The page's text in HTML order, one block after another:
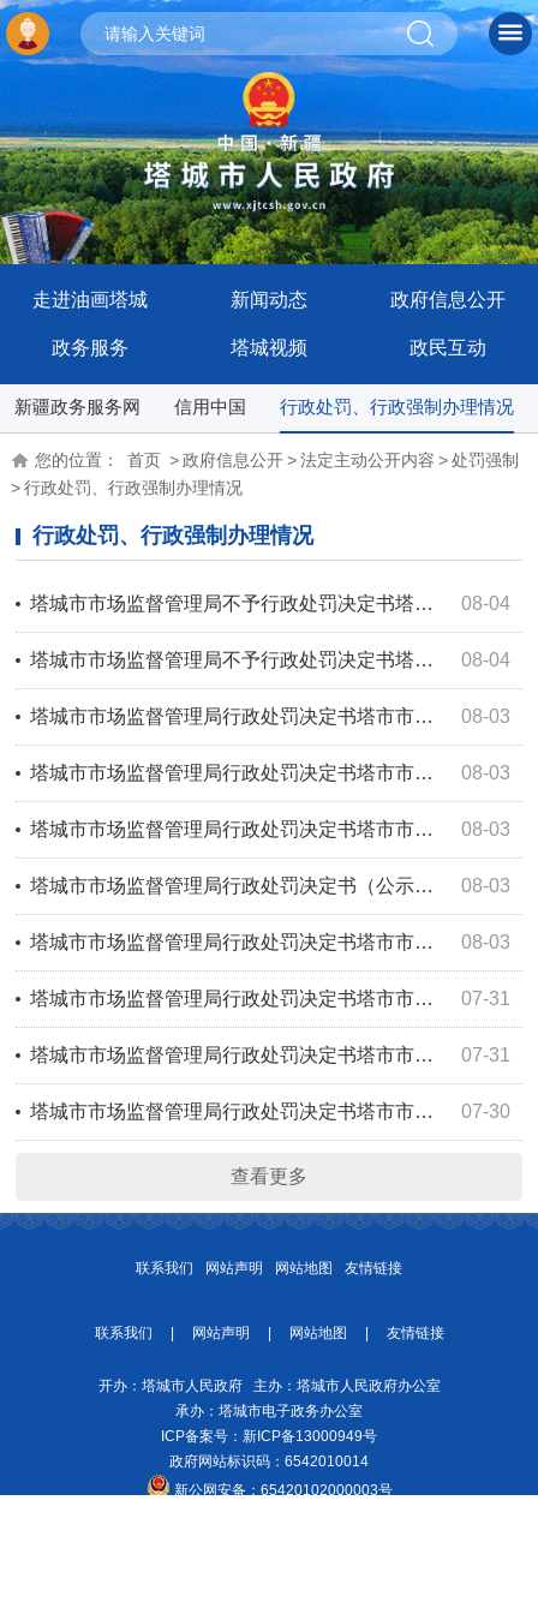
走进油画塔城 新闻动态 政府信息公开
政务服务 塔城视频 政民互动
新疆政务服务网 信用中国 行政处罚、行政强制办理情况
您的位置： 首页 >政府信息公开>法定主动公开内容 >处罚强制
>行政处罚、行政强制办理情况
行政处罚、行政强制办理情况
08-04
塔城市市场监督管理局不予行政处罚决定书塔市市监不罚〔2026〕41号
08-04
塔城市市场监督管理局不予行政处罚决定书塔市市监不罚〔2026〕40号
08-03
塔城市市场监督管理局行政处罚决定书塔市市监处罚〔2026〕117号
08-03
塔城市市场监督管理局行政处罚决定书塔市市监处罚〔2026〕118号
08-03
塔城市市场监督管理局行政处罚决定书塔市市监处罚〔2026〕116号
08-03
塔城市市场监督管理局行政处罚决定书（公示）塔市市监处罚〔2026〕115号
08-03
塔城市市场监督管理局行政处罚决定书塔市市监处罚〔2026〕119号
07-31
塔城市市场监督管理局行政处罚决定书塔市市监处罚〔2026〕111号
07-31
塔城市市场监督管理局行政处罚决定书塔市市监处罚〔2026〕112号
07-30
塔城市市场监督管理局行政处罚决定书塔市市监处罚〔2026〕114号
查看更多
联系我们 网站声明 网站地图 友情链接
联系我们 网站声明 网站地图 友情链接
开办：塔城市人民政府 主办：塔城市人民政府办公室
承办：塔城市电子政务办公室
ICP备案号： 新ICP备13000949号
政府网站标识码：6542010014
新公网安备： 65420102000003号